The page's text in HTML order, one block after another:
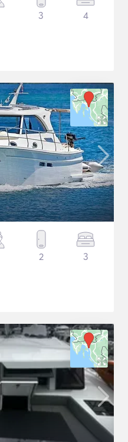
3 4
2 3